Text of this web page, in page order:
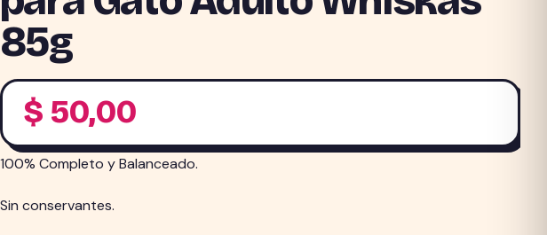
85g
$ 50,00
100% Completo y Balanceado.
Sin conservantes.